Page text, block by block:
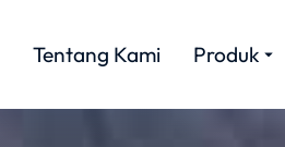
Tentang Kami Produk